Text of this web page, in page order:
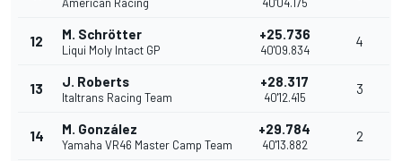
12 M. Schrötter
Liqui Moly Intact GP
+25.736
40'09.834
4
13 J. Roberts
Italtrans Racing Team
+28.317
40'12.415
3
14 M. González
Yamaha VR46 Master Camp Team
+29.784
40'13.882
2